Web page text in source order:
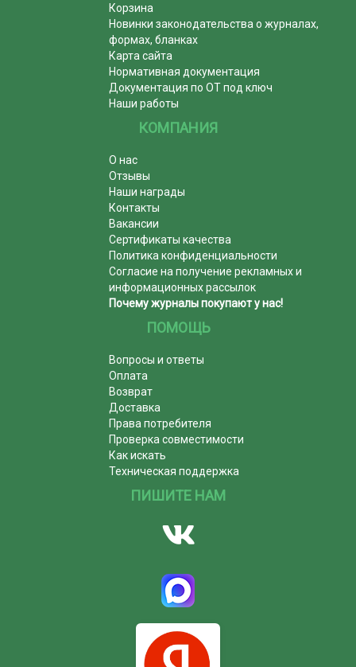
Корзина
Новинки законодательства о журналах,
формах, бланках
Карта сайта
Нормативная документация
Документация по ОТ под ключ
Наши работы
КОМПАНИЯ
О нас
Отзывы
Наши награды
Контакты
Вакансии
Сертификаты качества
Политика конфиденциальности
Согласие на получение рекламных и
информационных рассылок
Почему журналы покупают у нас!
ПОМОЩЬ
Вопросы и ответы
Оплата
Возврат
Доставка
Права потребителя
Проверка совместимости
Как искать
Техническая поддержка
ПИШИТЕ НАМ